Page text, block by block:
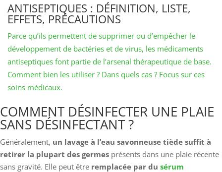
ANTISEPTIQUES : DÉFINITION, LISTE,
EFFETS, PRÉCAUTIONS
Parce qu’ils permettent de supprimer ou d’empêcher le
développement de bactéries et de virus, les médicaments
antiseptiques font partie de l’arsenal thérapeutique de base.
Comment bien les utiliser ? Dans quels cas ? Focus sur ces
soins médicaux.
COMMENT DÉSINFECTER UNE PLAIE
SANS DÉSINFECTANT ?
Généralement, un lavage à l’eau savonneuse tiède suffit à
retirer la plupart des germes présents dans une plaie récente
sans gravité. Elle peut être remplacée par du sérum